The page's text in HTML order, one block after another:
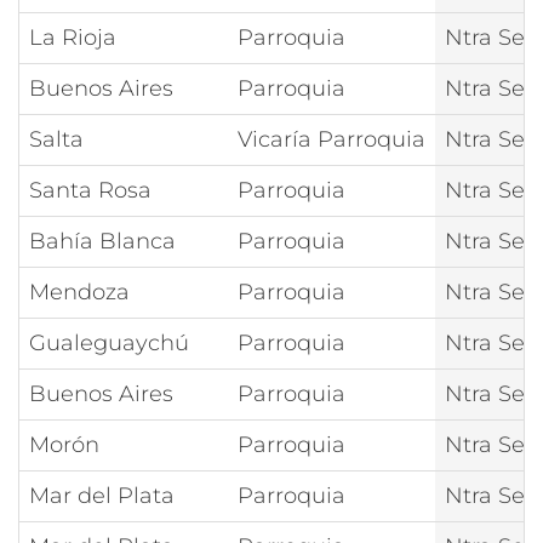
La Rioja Parroquia
Ntra
Buenos Aires
Parroquia
Ntra
Salta
Vicaría Parroquia
Ntra
Santa Rosa
Parroquia
Ntra
Bahía Blanca
Parroquia
Ntra
Mendoza
Parroquia
Ntra
Gualeguaychú
Parroquia
Ntra
Buenos Aires
Parroquia
Ntra
Morón
Parroquia
Ntra
Mar del Plata
Parroquia
Ntra